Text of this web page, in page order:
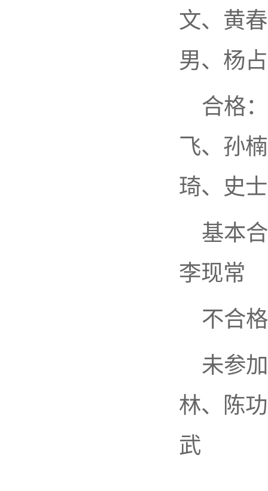
文、黄
男、杨
合格
飞、孙
琦、史
基本
李现常
不合
未参
林、陈
武